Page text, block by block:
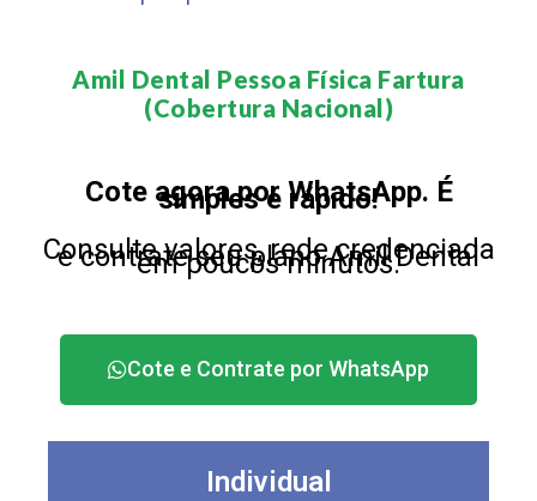
Amil Dental Pessoa Física Fartura
(Cobertura Nacional)​
Cote agora por WhatsApp. É
simples e rápido!
Consulte valores, rede credenciada
e contrate seu plano Amil Dental
em poucos minutos.
Cote e Contrate por WhatsApp
Individual